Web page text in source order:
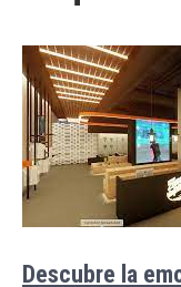
Descubre la